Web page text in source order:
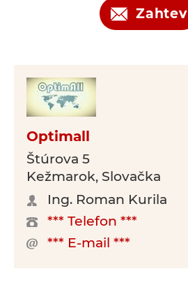
Zahtev
Optimall
Štúrova 5
Kežmarok, Slovačka
Ing. Roman Kurila
*** Telefon ***
*** E-mail ***